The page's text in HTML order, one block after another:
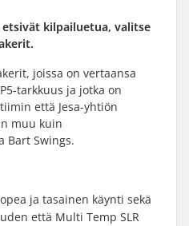
kilpailuetua, valitse
joissa on vertaansa
tarkkuus ja jotka on
että Jesa-yhtiön
muu kuin
Bart Swings.
ja tasainen käynti sekä
että Multi Temp SLR